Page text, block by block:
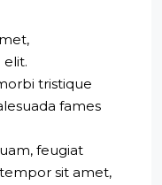
tristique
fames
feugiat
sit amet,